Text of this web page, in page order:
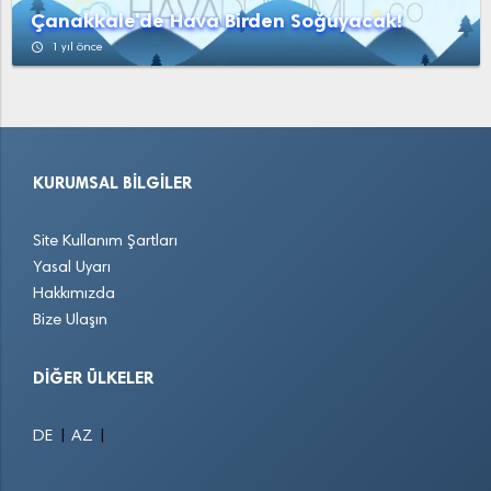
Çanakkale'de Hava Birden Soğuyacak!
access_time 1 yıl önce
KURUMSAL BILGILER
Site Kullanım Şartları
Yasal Uyarı
Hakkımızda
Bize Ulaşın
DIĞER ÜLKELER
DE AZ